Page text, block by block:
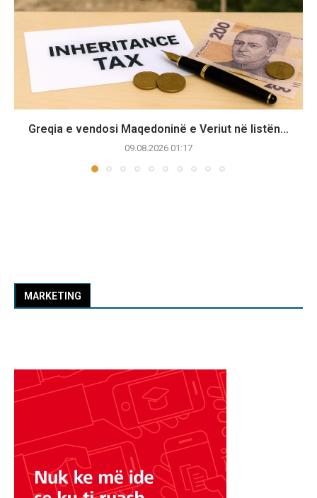
Greqia e vendosi Maqedoninë e Veriut në listën...
09.08.2026 01:17
MARKETING